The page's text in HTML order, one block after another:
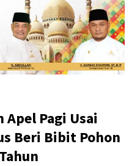
Pagi Usai
Beri Bibit Pohon